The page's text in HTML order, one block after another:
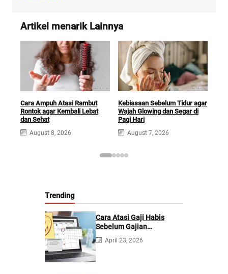
Artikel menarik Lainnya
Cara Ampuh Atasi Rambut
Rontok agar Kembali Lebat
dan Sehat
August 8, 2026
Kebiasaan Sebelum Tidur agar
Wajah Glowing dan Segar di
Pagi Hari
August 7, 2026
Trending
Cara Atasi Gaji Habis
Sebelum Gajian
Berikutnya
April 23, 2026